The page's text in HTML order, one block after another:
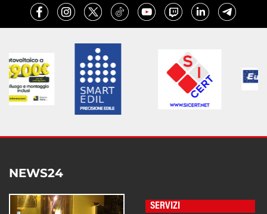
NEWS24
SERVIZI